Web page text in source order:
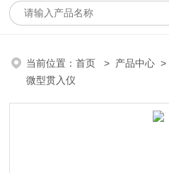
当前位置：首页 > 产品中心
微型贯入仪